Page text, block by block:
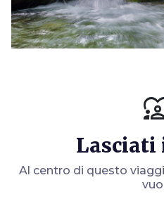
Lasciati
Al centro di questo